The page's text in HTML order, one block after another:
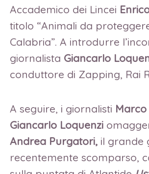
Accademico dei Lincei
titolo “Animali da
Calabria”. A introdurre
giornalista Giancarlo
conduttore di Zapping, Rai
A seguire, i giornalisti
Giancarlo Loquenzi
Andrea Purgatori, il grande
recentemente scomparso,